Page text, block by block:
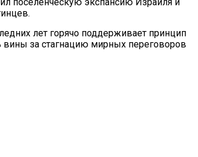
лет горячо поддерживает принцип
вины за стагнацию мирных переговоров